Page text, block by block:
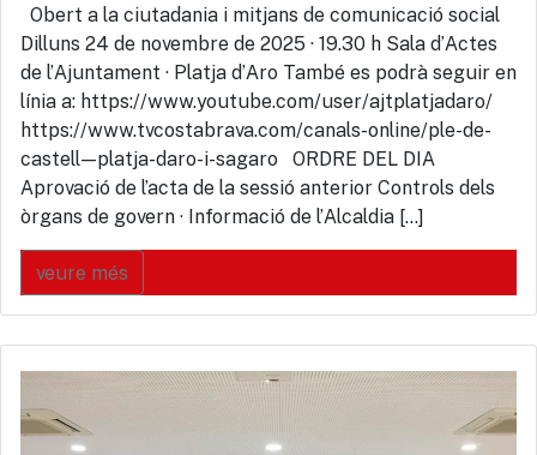
Obert a la ciutadania i mitjans de comunicació social
Dilluns 24 de novembre de 2025 · 19.30 h Sala d’Actes
de l’Ajuntament · Platja d’Aro També es podrà seguir en
línia a: https://www.youtube.com/user/ajtplatjadaro/
https://www.tvcostabrava.com/canals-online/ple-de-
castell—platja-daro-i-sagaro ORDRE DEL DIA
Aprovació de l’acta de la sessió anterior Controls dels
òrgans de govern · Informació de l’Alcaldia […]
veure més